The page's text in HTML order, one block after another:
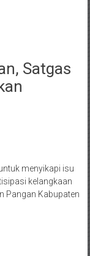
Satgas
menyikapi isu
kelangkaan
Pangan Kabupaten